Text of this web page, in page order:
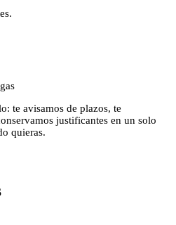
te avisamos de plazos, te
justificantes en un solo
quieras.